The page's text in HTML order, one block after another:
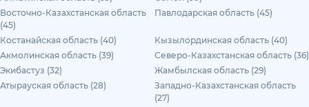
Восточно-Казахстанская область
(45)
Павлодарская область (45)
Костанайская область (40)
Кызылординская область (40)
Акмолинская область (39)
Северо-Казахстанская область (36)
Экибастуз (32)
Жамбылская область (29)
Атырауская область (28)
Западно-Казахстанская область
(27)